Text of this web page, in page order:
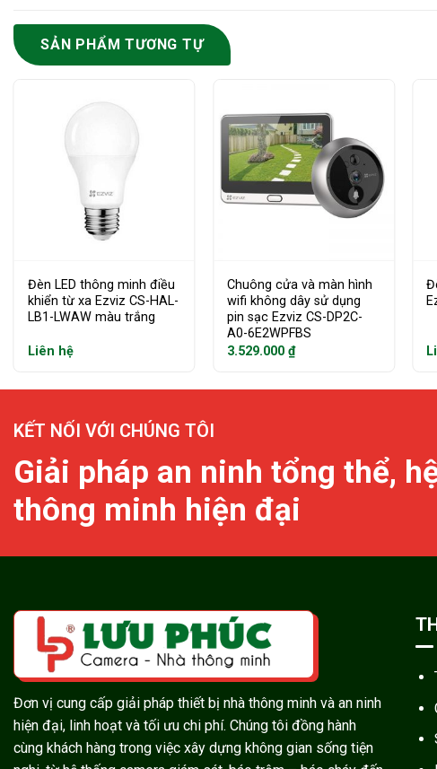
SẢN PHẨM TƯƠNG TỰ
Đèn LED thông minh điều
khiển từ xa Ezviz CS-HAL-
LB1-LWAW màu trắng
Liên hệ
Chuông cửa và màn hình
wifi không dây sử dụng
pin sạc Ezviz CS-DP2C-
A0-6E2WPFBS
3.529.000₫
KẾT NỐI VỚI CHÚNG TÔI
Giải pháp an ninh tổng thể,
thông minh hiện đại
Đơn vị cung cấp giải pháp thiết bị nhà thông minh và an ninh
hiện đại, linh hoạt và tối ưu chi phí. Chúng tôi đồng hành
cùng khách hàng trong việc xây dựng không gian sống tiện